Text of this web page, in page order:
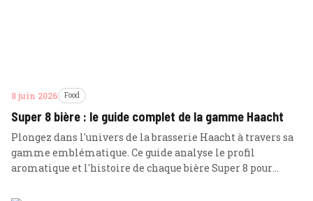
8 juin 2026 Food
Super 8 bière : le guide complet de la gamme Haacht
Plongez dans l'univers de la brasserie Haacht à travers sa
gamme emblématique. Ce guide analyse le profil
aromatique et l'histoire de chaque bière Super 8 pour